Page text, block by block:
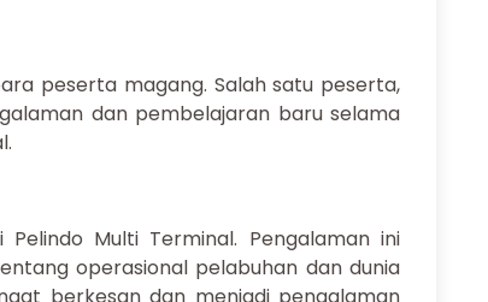
peserta magang. Salah satu peserta,
dan pembelajaran baru selama
Multi Terminal. Pengalaman ini
operasional pelabuhan dan dunia
berkesan dan menjadi pengalaman